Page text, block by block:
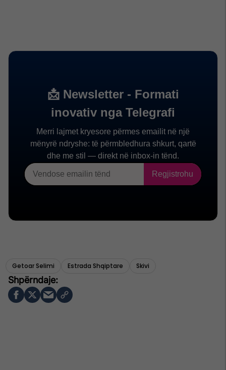
Getoar Selimi Estrada Shqiptare Skivi